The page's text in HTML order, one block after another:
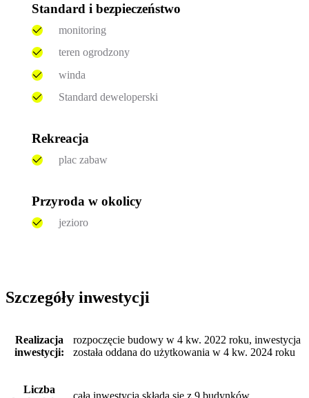
Standard i bezpieczeństwo
monitoring
teren ogrodzony
winda
Standard deweloperski
Rekreacja
plac zabaw
Przyroda w okolicy
jezioro
Szczegóły inwestycji
Realizacja
inwestycji:
rozpoczęcie budowy w 4 kw. 2022 roku, inwestycja
została oddana do użytkowania w 4 kw. 2024 roku
Liczba
cała inwestycja składa się z 9 budynków